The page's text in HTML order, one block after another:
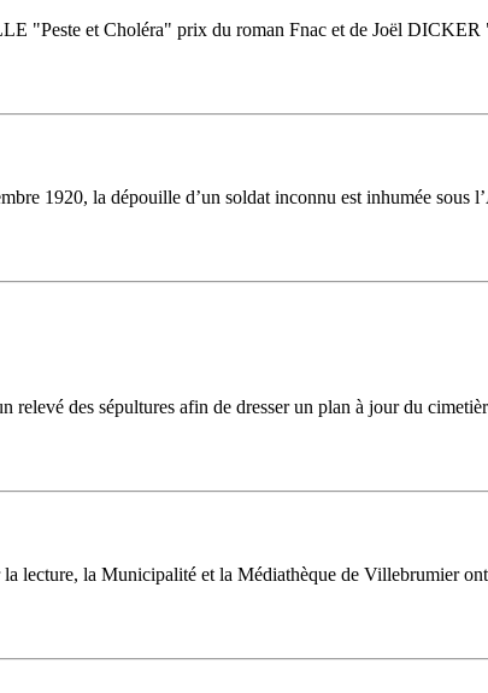
"Peste et Choléra" prix du roman Fnac et de Joël
1920, la dépouille d’un soldat inconnu est inhumée sous
des sépultures afin de dresser un plan à jour du
lecture, la Municipalité et la Médiathèque de Villebrumier